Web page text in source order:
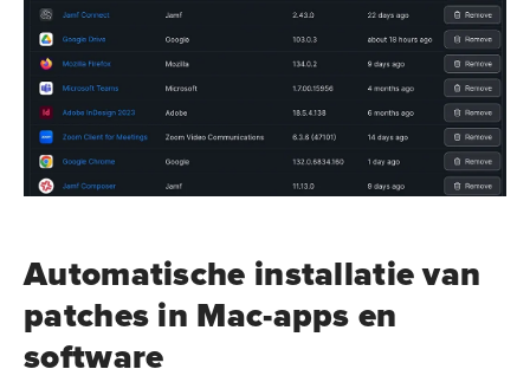
Automatische installatie van
patches in Mac-apps en
software